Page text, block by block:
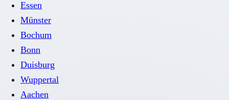
Essen
Münster
Bochum
Bonn
Duisburg
Wuppertal
Aachen